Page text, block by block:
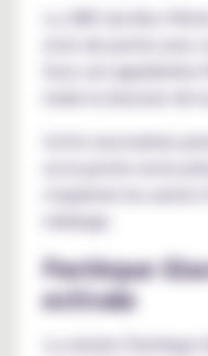
La JNR Lila Kiss
note de peche avec
Sous son appellation
Cette association
s'exprimer les
mélange.
Pastèque
estivale
La version Pastèque